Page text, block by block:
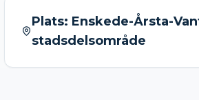
Plats: Enskede-Årsta-
stadsdelsområde